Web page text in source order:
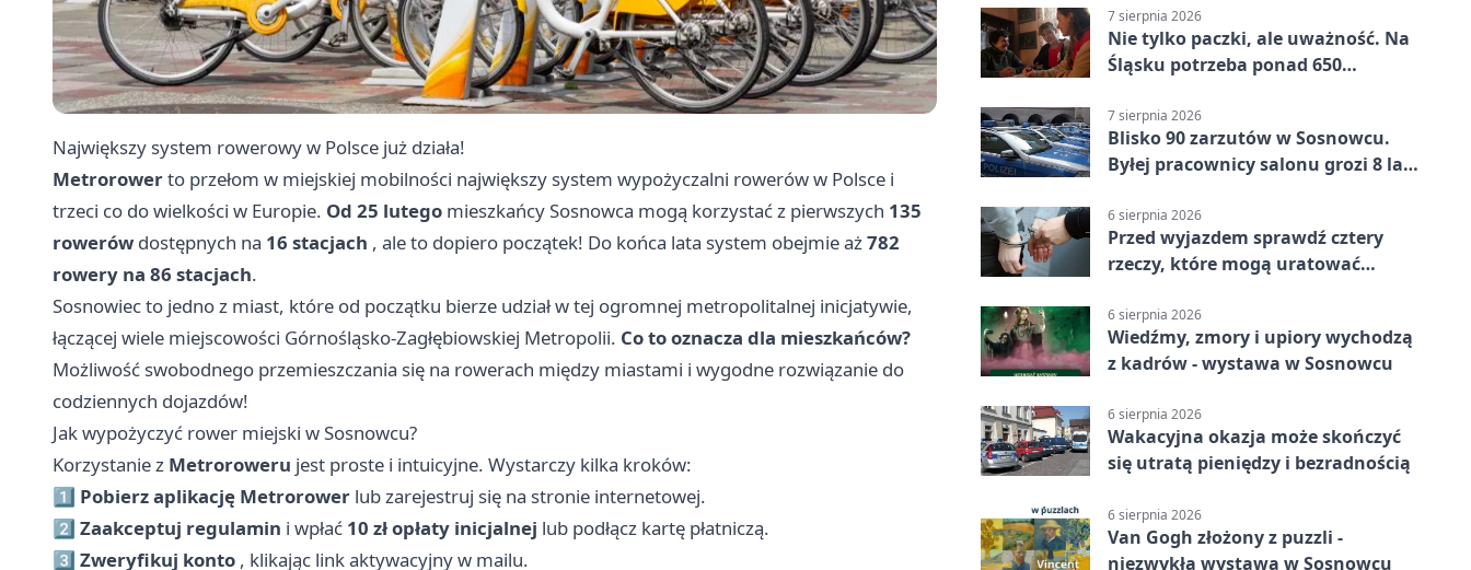
Największy system rowerowy w Polsce już działa!
Metrorowerto przełom w miejskiej mobilności największy system wypożyczalni rowerów w Polsce i
trzeci co do wielkości w Europie. Od 25 lutego mieszkańcy Sosnowca mogą korzystać z pierwszych 135
rowerów dostępnych na 16 stacjach , ale to dopiero początek! Do końca lata system obejmie aż782
rowery na 86 stacjach.
Sosnowiec to jedno z miast, które od początku bierze udział w tej ogromnej metropolitalnej inicjatywie,
łączącej wiele miejscowości Górnośląsko-Zagłębiowskiej Metropolii. Co to oznacza dla mieszkańców?
Możliwość swobodnego przemieszczania się na rowerach między miastami i wygodne rozwiązanie do
codziennych dojazdów!
Jak wypożyczyć rower miejski w Sosnowcu?
Korzystanie z Metroroweru jest proste i intuicyjne. Wystarczy kilka kroków:
1️⃣ Pobierz aplikację Metrorower lub zarejestruj się na stronie internetowej.
2️⃣ Zaakceptuj regulamin i wpłać 10 zł opłaty inicjalnej lub podłącz kartę płatniczą.
3️⃣ Zweryfikuj konto , klikając link aktywacyjny w mailu.
7 sierpnia 2026
Nie tylko paczki, ale uważność. Na
Śląsku potrzeba ponad 650
7 sierpnia 2026
Blisko 90 zarzutów w Sosnowcu.
Byłej pracownicy salonu grozi 8 lat
6 sierpnia 2026
Przed wyjazdem sprawdź cztery
rzeczy, które mogą uratować
6 sierpnia 2026
Wiedźmy, zmory i upiory wychodzą
z kadrów - wystawa w Sosnowcu
6 sierpnia 2026
Wakacyjna okazja może skończyć
się utratą pieniędzy i bezradnością
6 sierpnia 2026
Van Gogh złożony z puzzli -
niezwykła wystawa w Sosnowcu